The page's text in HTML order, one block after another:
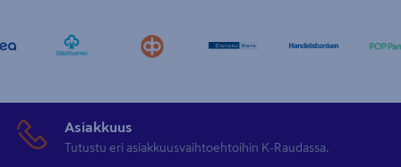
Asiakkuus
Tutustu eri asiakkuusvaihtoehtoihin K-Raudassa.